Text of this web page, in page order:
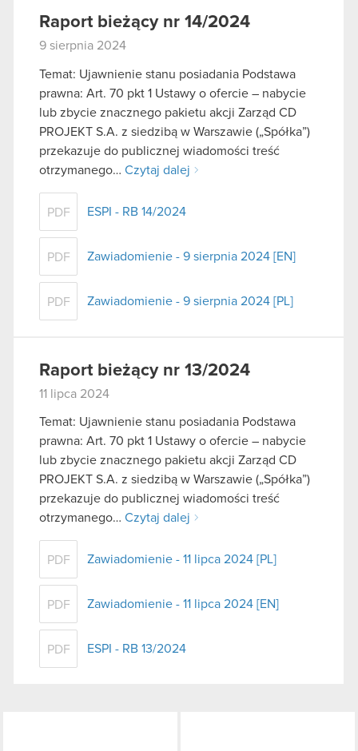
Raport bieżący nr 14/2024
9 sierpnia 2024
Temat: Ujawnienie stanu posiadania Podstawa
prawna: Art. 70 pkt 1 Ustawy o ofercie – nabycie
lub zbycie znacznego pakietu akcji Zarząd CD
PROJEKT S.A. z siedzibą w Warszawie („Spółka”)
przekazuje do publicznej wiadomości treść
otrzymanego… Czytaj dalej
PDF ESPI - RB 14/2024
PDF Zawiadomienie - 9 sierpnia 2024 [EN]
PDF Zawiadomienie - 9 sierpnia 2024 [PL]
Raport bieżący nr 13/2024
11 lipca 2024
Temat: Ujawnienie stanu posiadania Podstawa
prawna: Art. 70 pkt 1 Ustawy o ofercie – nabycie
lub zbycie znacznego pakietu akcji Zarząd CD
PROJEKT S.A. z siedzibą w Warszawie („Spółka”)
przekazuje do publicznej wiadomości treść
otrzymanego… Czytaj dalej
PDF Zawiadomienie - 11 lipca 2024 [PL]
PDF Zawiadomienie - 11 lipca 2024 [EN]
PDF ESPI - RB 13/2024